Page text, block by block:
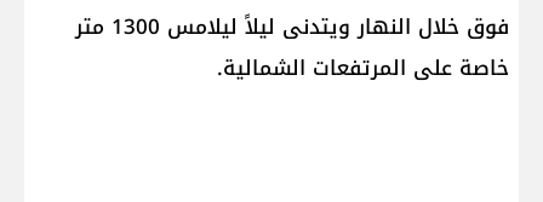
فوق خلال النهار ويتدنى ليلاً ليلامس 1300 متر
خاصة على المرتفعات الشمالية.